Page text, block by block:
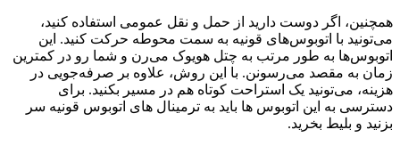
همچنین، اگر دوست دارید از حمل و نقل عمومی استفاده کنید،
می‌تونید با اتوبوس‌های قونیه به سمت محوطه حرکت کنید. این
اتوبوس‌ها به طور مرتب به چتل هویوک می‌رن و شما رو در کمترین
زمان به مقصد می‌رسونن. با این روش، علاوه بر صرفه‌جویی در
هزینه، می‌تونید یک استراحت کوتاه هم در مسیر بکنید. برای
دسترسی به این اتوبوس ها باید به ترمینال های اتوبوس قونیه سر
بزنید و بلیط بخرید.